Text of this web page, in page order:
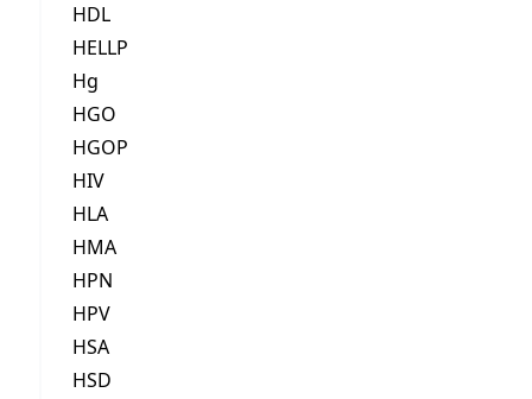
HDL
HELLP
Hg
HGO
HGOP
HIV
HLA
HMA
HPN
HPV
HSA
HSD